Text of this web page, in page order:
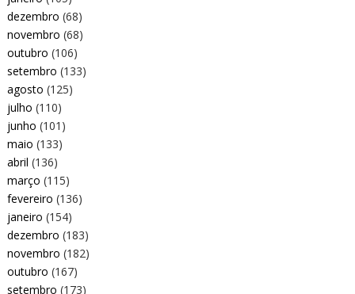
dezembro (68)
novembro (68)
outubro (106)
setembro (133)
agosto (125)
julho (110)
junho (101)
maio (133)
abril (136)
março (115)
fevereiro (136)
janeiro (154)
dezembro (183)
novembro (182)
outubro (167)
setembro (173)